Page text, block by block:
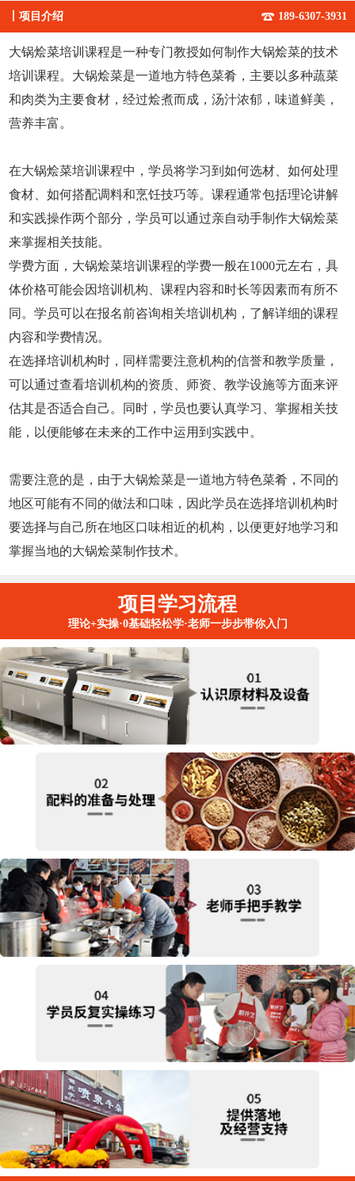
项目介绍 189-6307-3931
大锅烩菜培训课程是一种专门教授如何制作大锅烩菜的技术
培训课程。大锅烩菜是一道地方特色菜肴，主要以多种蔬菜
和肉类为主要食材，经过烩煮而成，汤汁浓郁，味道鲜美，
营养丰富。
在大锅烩菜培训课程中，学员将学习到如何选材、如何处理
食材、如何搭配调料和烹饪技巧等。课程通常包括理论讲解
和实践操作两个部分，学员可以通过亲自动手制作大锅烩菜
来掌握相关技能。
学费方面，大锅烩菜培训课程的学费一般在1000元左右，具
体价格可能会因培训机构、课程内容和时长等因素而有所不
同。学员可以在报名前咨询相关培训机构，了解详细的课程
内容和学费情况。
在选择培训机构时，同样需要注意机构的信誉和教学质量，
可以通过查看培训机构的资质、师资、教学设施等方面来评
估其是否适合自己。同时，学员也要认真学习、掌握相关技
能，以便能够在未来的工作中运用到实践中。
需要注意的是，由于大锅烩菜是一道地方特色菜肴，不同的
地区可能有不同的做法和口味，因此学员在选择培训机构时
要选择与自己所在地区口味相近的机构，以便更好地学习和
掌握当地的大锅烩菜制作技术。
项目学习流程
理论+实操·0基础轻松学·老师一步步带你入门